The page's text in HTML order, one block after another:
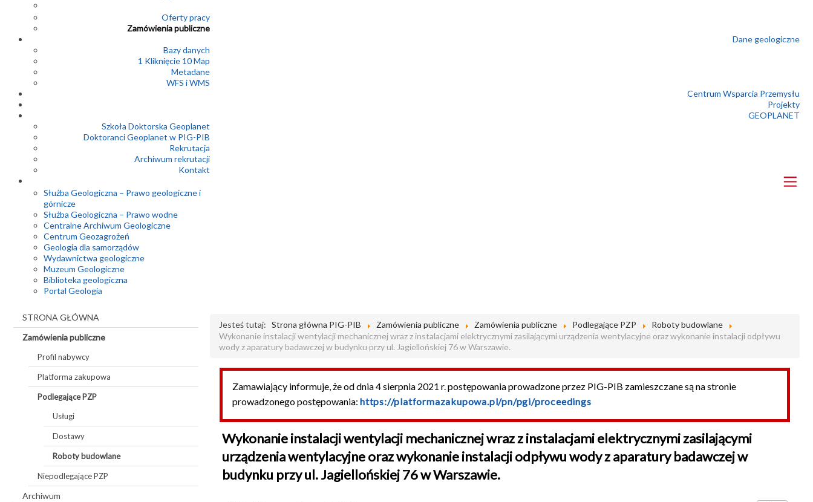
Oferty pracy
Zamówienia publiczne
Dane geologiczne
Bazy danych
1 Kliknięcie 10 Map
Metadane
WFS i WMS
Centrum Wsparcia Przemysłu
Projekty
GEOPLANET
Szkoła Doktorska Geoplanet
Doktoranci Geoplanet w PIG-PIB
Rekrutacja
Archiwum rekrutacji
Kontakt
Służba Geologiczna – Prawo geologiczne i
górnicze
Służba Geologiczna – Prawo wodne
Centralne Archiwum Geologiczne
Centrum Geozagrożeń
Geologia dla samorządów
Wydawnictwa geologiczne
Muzeum Geologiczne
Biblioteka geologiczna
Portal Geologia
STRONA GŁÓWNA
Zamówienia publiczne
Profil nabywcy
Platforma zakupowa
Podlegające PZP
Usługi
Dostawy
Roboty budowlane
Niepodlegające PZP
Archiwum
Jesteś tutaj: Strona główna PIG-PIB Zamówienia publiczne Zamówienia publiczne Podlegające PZP
Roboty budowlane
Wykonanie instalacji wentylacji mechanicznej wraz z instalacjami elektrycznymi zasilającymi urządzenia wentylacyjne oraz wykonanie instalacji odpływu
wody z aparatury badawczej w budynku przy ul. Jagiellońskiej 76 w Warszawie.
Zamawiający informuje, że od dnia 4 sierpnia 2021 r. postępowania prowadzone przez PIG-PIB zamieszczane są na stronie
prowadzonego postępowania: https://platformazakupowa.pl/pn/pgi/proceedings
Wykonanie instalacji wentylacji mechanicznej wraz z instalacjami elektrycznymi zasilającymi
urządzenia wentylacyjne oraz wykonanie instalacji odpływu wody z aparatury badawczej w
budynku przy ul. Jagiellońskiej 76 w Warszawie.